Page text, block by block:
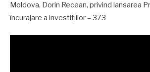
Moldova, Dorin Recean, privind lansarea
încurajare a investițiilor – 373